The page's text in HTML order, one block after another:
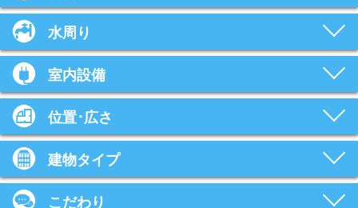
水周り
室内設備
位置･広さ
建物タイプ
こだわり